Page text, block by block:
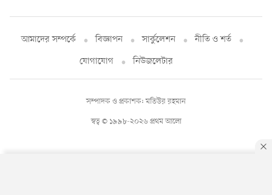
আমাদের সম্পর্কে বিজ্ঞাপন সার্কুলেশন
নীতি ও শর্ত
যোগাযোগ
নিউজলেটার
স্বত্ব © ১৯৯৮-২০২৬ প্রথম আলো
সম্পাদক ও প্রকাশক: মতিউর রহমান